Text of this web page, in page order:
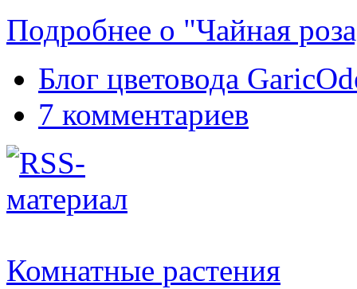
Подробнее о "Чайная
Блог цветовода
7 комментариев
Комнатные растения